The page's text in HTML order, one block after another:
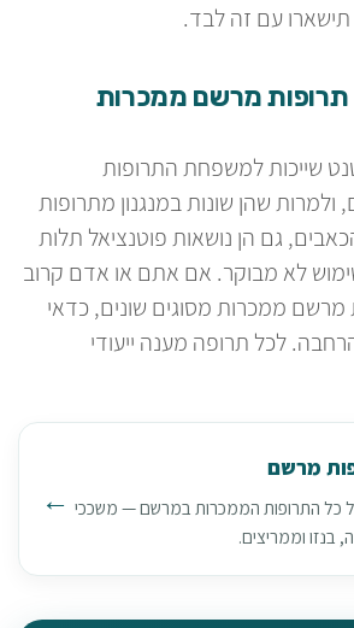
תישארו עם זה לבד.
תרופות מרשם ממכרות
שייכות למשפחת התרופות
שהן שונות במנגנון מתרופות
גם הן נושאות פוטנציאל תלות
לא מבוקר. אם אתם או אדם קרוב
ממכרות מסוגים שונים, כדאי
לכל תרופה מענה ייעודי
מרשם
כל התרופות הממכרות במרשם — משככי
בנזו וממריצים.